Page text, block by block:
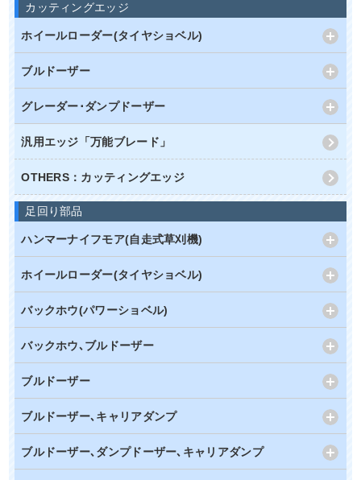
カッティングエッジ
ホイールローダー(タイヤショベル)
ブルドーザー
グレーダー･ダンプドーザー
汎用エッジ「万能ブレード」
OTHERS：カッティングエッジ
足回り部品
ハンマーナイフモア(自走式草刈機)
ホイールローダー(タイヤショベル)
バックホウ(パワーショベル)
バックホウ､ブルドーザー
ブルドーザー
ブルドーザー､キャリアダンプ
ブルドーザー､ダンプドーザー､キャリアダンプ